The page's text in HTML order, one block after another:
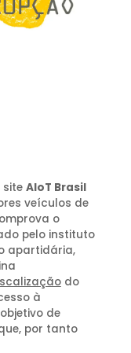
site AIoT Brasil
veículos de
o
pelo instituto
apartidária,
do
à
de
por tanto